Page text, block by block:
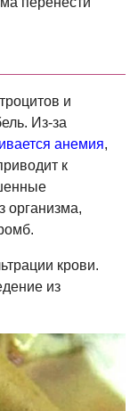
и
Из-за
анемия,
к
организма,
крови.
из